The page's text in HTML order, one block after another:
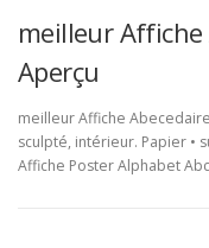
meilleur Affiche
Aperçu
meilleur Affiche
sculpté, intérieur. Papier •
Affiche Poster Alphabet